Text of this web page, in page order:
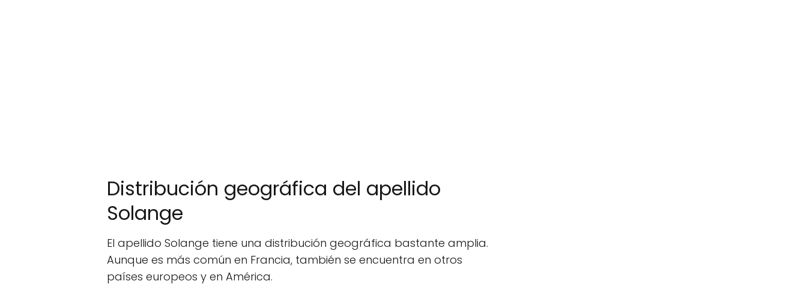
Distribución geográfica del apellido
Solange
El apellido Solange tiene una distribución geográfica bastante amplia.
Aunque es más común en Francia, también se encuentra en otros
países europeos y en América.